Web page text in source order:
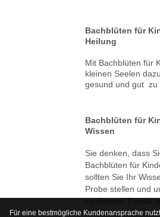
Bachblüten für
Heilung
Mit Bachblüten für
kleinen Seelen
gesund und gut zu
Bachblüten für
Wissen
Sie denken, dass
Bachblüten für
sollten Sie Ihr
Probe stellen und
zu diesem Thema
Für eine bestmögliche Kundenansprache